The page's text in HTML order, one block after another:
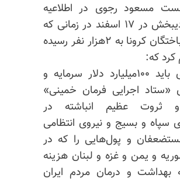
مسعود رجوی در اطلاعیه
ارتش آزادیبخش در ۱۷ اسفند در زمانی که
آمار جان‌باختگان کرونا به ۲هزار نفر رسیده
کرد که:
-«خامنه‌ای باید ۱۰۰میلیارد دلار سرمایه و
«ستاد اجرایی فرمان خمینی»
ثروت عظیم انباشته در
سپاه و بسیج و نیروی انتظامی
و پول‌هایی را که در
و یمن و غزه و لبنان هزینه
بهداشت و درمان مردم ایران